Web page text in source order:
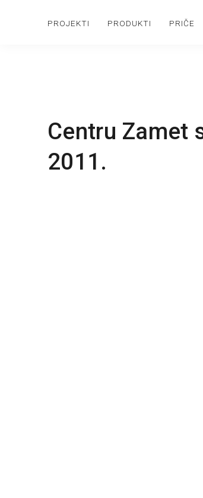
PROJEKTI PRODUKTI PRIČE
Centru Zamet
2011.